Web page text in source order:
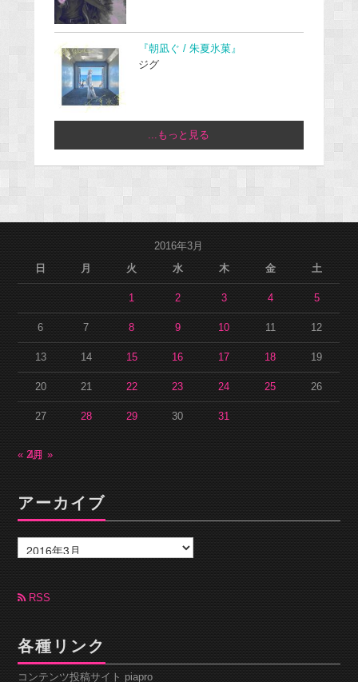
『朝凪ぐ / 朱夏氷菓』
ジグ
...もっと見る
2016年3月
日
月 火 水 木 金 土
1 2 3 4 5
6 7 8 9 10 11 12
13 14 15 16 17 18 19
20 21 22 23 24 25 26
27 28 29 30 31
« 2月4月 »
アーカイブ
ー
カ
ブ RSS
各種リンク
コンテンツ投稿サイト piapro